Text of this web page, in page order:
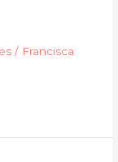
/ Francisca